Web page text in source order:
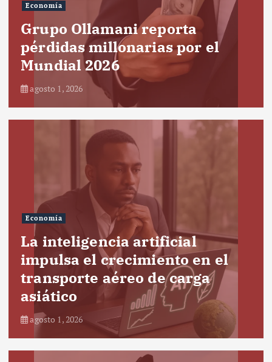
Economía
Grupo Ollamani reporta
pérdidas millonarias por el
Mundial 2026
agosto 1, 2026
Economía
La inteligencia artificial
impulsa el crecimiento en el
transporte aéreo de carga
asiático
agosto 1, 2026